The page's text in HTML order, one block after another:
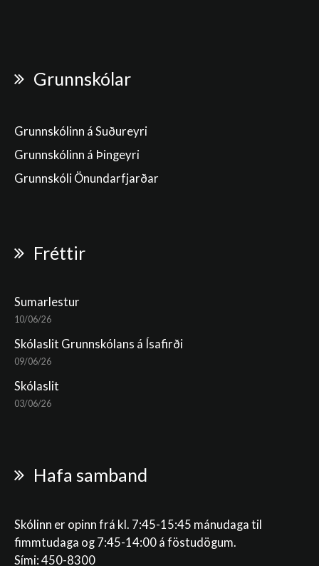
Grunnskólar
Grunnskólinn á Suðureyri
Grunnskólinn á Þingeyri
Grunnskóli Önundarfjarðar
Fréttir
Sumarlestur
10/06/26
Skólaslit Grunnskólans á Ísafirði
09/06/26
Skólaslit
03/06/26
Hafa samband
Skólinn er opinn frá kl. 7:45-15:45 mánudaga til
fimmtudaga og 7:45-14:00 á föstudögum.
Sími: 450-8300